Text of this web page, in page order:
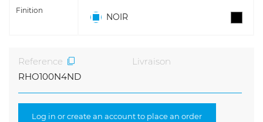
Finition
NOIR
Reference
RHO100N4ND
Livraison
Log in or create an account to place an order